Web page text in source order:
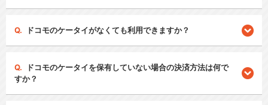
ドコモのケータイがなくても利用できますか？
ドコモのケータイを保有していない場合の決済方法は何で
すか？